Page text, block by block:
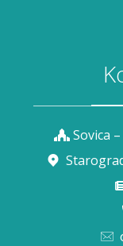
Sovica